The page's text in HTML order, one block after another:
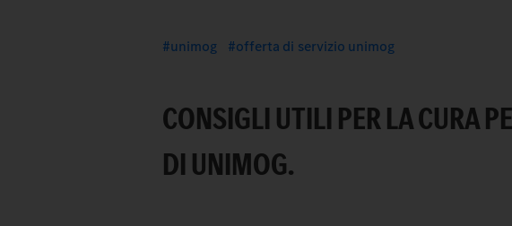
unimog offerta di servizio unimog
CONSIGLI UTILI PER LA CURA
DI UNIMOG.